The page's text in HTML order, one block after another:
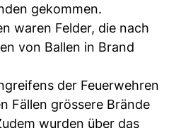
gekommen.
waren Felder, die nach
von Ballen in Brand
der Feuerwehren
Fällen grössere Brände
wurden über das